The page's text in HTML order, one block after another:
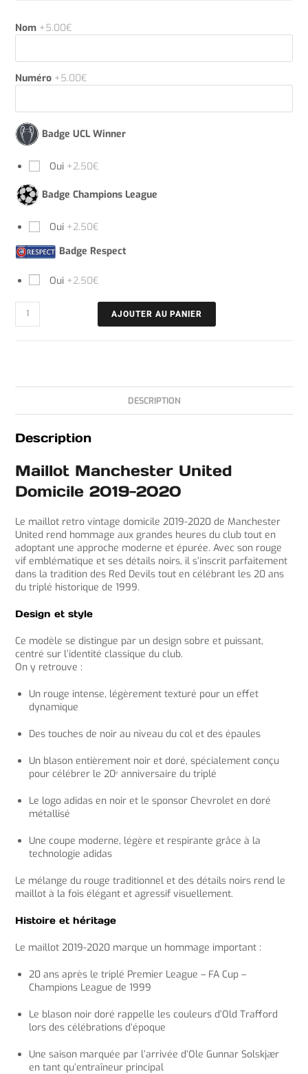
Nom +5.00€
Numéro +5.00€
Badge UCL Winner
Oui +2.50€
Badge Champions League
Oui +2.50€
Badge Respect
Oui +2.50€
AJOUTER AU PANIER
DESCRIPTION
Description
Maillot Manchester United
Domicile 2019-2020
Le maillot retro vintage domicile 2019-2020 de Manchester
United rend hommage aux grandes heures du club tout en
adoptant une approche moderne et épurée. Avec son rouge
vif emblématique et ses détails noirs, il s’inscrit parfaitement
dans la tradition des Red Devils tout en célébrant les 20 ans
du triplé historique de 1999.
Design et style
Ce modèle se distingue par un design sobre et puissant,
centré sur l’identité classique du club.
On y retrouve :
Un rouge intense, légèrement texturé pour un effet
dynamique
Des touches de noir au niveau du col et des épaules
Un blason entièrement noir et doré, spécialement conçu
pour célébrer le 20ᵉ anniversaire du triplé
Le logo adidas en noir et le sponsor Chevrolet en doré
métallisé
Une coupe moderne, légère et respirante grâce à la
technologie adidas
Le mélange du rouge traditionnel et des détails noirs rend le
maillot à la fois élégant et agressif visuellement.
Histoire et héritage
Le maillot 2019-2020 marque un hommage important :
20 ans après le triplé Premier League – FA Cup –
Champions League de 1999
Le blason noir doré rappelle les couleurs d’Old Trafford
lors des célébrations d’époque
Une saison marquée par l’arrivée d’Ole Gunnar Solskjær
en tant qu’entraîneur principal